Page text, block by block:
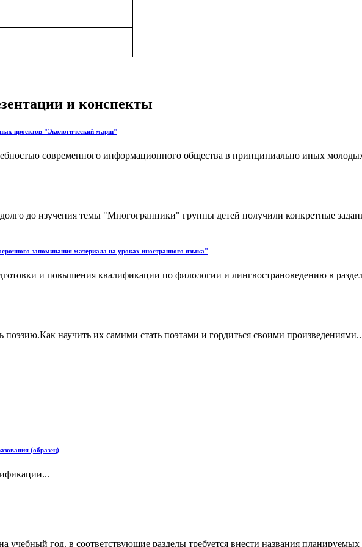
и конспекты
проектов "Экологический марш"
современного информационного общества в принципиально иных
до изучения темы "Многогранники" группы детей получили конкретные
запоминания материала на уроках иностранного языка"
и повышения квалификации по филологии и лингвострановедению в
научить их самими стать поэтами и гордиться своими
(образец)
год. в соответствующие разделы требуется внести названия